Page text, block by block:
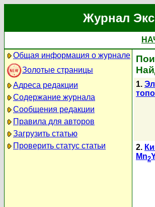
Журнал
Общая информация о журнале
Золотые страницы
Адреса редакции
Содержание журнала
Сообщения редакции
Правила для авторов
Загрузить статью
Проверить статус статьи
1.
2.
Mn2